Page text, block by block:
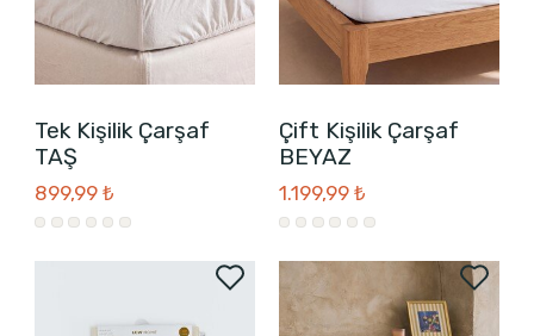
Tek Kişilik Çarşaf
TAŞ
899,99 ₺
Çift Kişilik Çarşaf
BEYAZ
1.199,99 ₺